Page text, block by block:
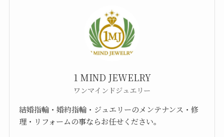
1 MIND JEWELRY
ワンマインドジュエリー
結婚指輪・婚約指輪・ジュエリーのメンテナンス・修
理・リフォームの事ならお任せください。